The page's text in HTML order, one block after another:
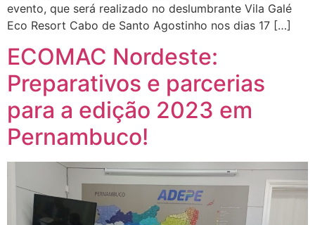
evento, que será realizado no deslumbrante Vila Galé
Eco Resort Cabo de Santo Agostinho nos dias 17 […]
ECOMAC Nordeste:
Preparativos e parcerias
para a edição 2023 em
Pernambuco!